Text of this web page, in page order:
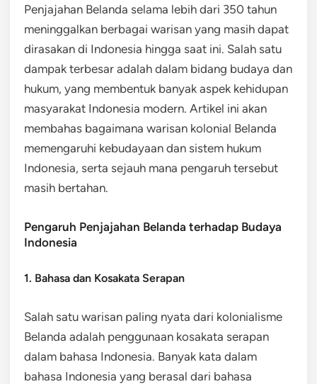
Penjajahan Belanda selama lebih dari 350 tahun
meninggalkan berbagai warisan yang masih dapat
dirasakan di Indonesia hingga saat ini. Salah satu
dampak terbesar adalah dalam bidang budaya dan
hukum, yang membentuk banyak aspek kehidupan
masyarakat Indonesia modern. Artikel ini akan
membahas bagaimana warisan kolonial Belanda
memengaruhi kebudayaan dan sistem hukum
Indonesia, serta sejauh mana pengaruh tersebut
masih bertahan.
Pengaruh Penjajahan Belanda terhadap Budaya
Indonesia
1. Bahasa dan Kosakata Serapan
Salah satu warisan paling nyata dari kolonialisme
Belanda adalah penggunaan kosakata serapan
dalam bahasa Indonesia. Banyak kata dalam
bahasa Indonesia yang berasal dari bahasa